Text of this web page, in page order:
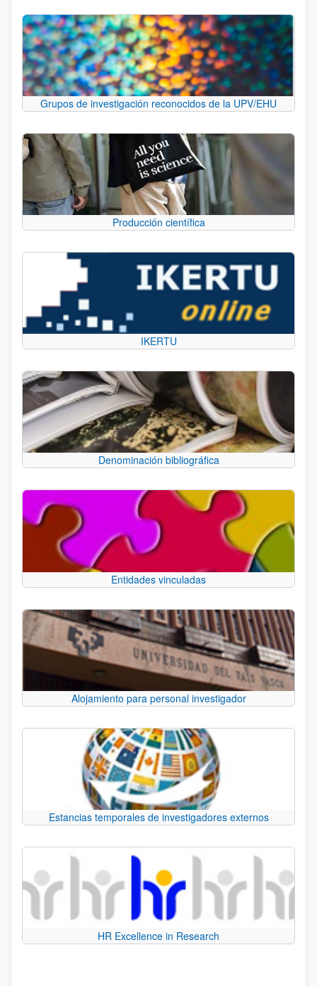
Grupos de investigación reconocidos de la UPV/EHU
Producción científica
IKERTU
Denominación bibliográfica
Entidades vinculadas
Alojamiento para personal investigador
Estancias temporales de investigadores externos
HR Excellence in Research